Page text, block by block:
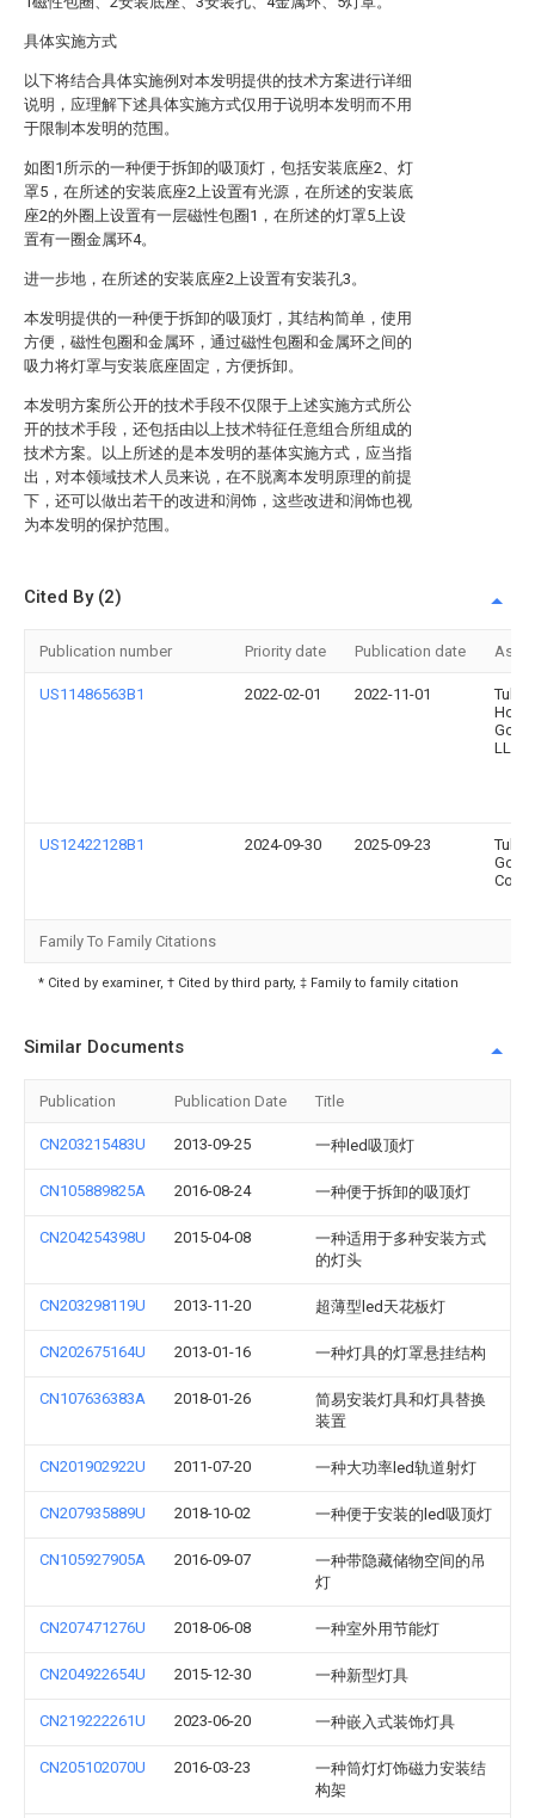
具体实施方式
以下将结合具体实施例对本发明提供的技术方案进行详细
说明，应理解下述具体实施方式仅用于说明本发明而不用
于限制本发明的范围。
如图1所示的一种便于拆卸的吸顶灯，包括安装底座2、灯
罩5，在所述的安装底座2上设置有光源，在所述的安装底
座2的外圈上设置有一层磁性包圈1，在所述的灯罩5上设
置有一圈金属环4。
进一步地，在所述的安装底座2上设置有安装孔3。
本发明提供的一种便于拆卸的吸顶灯，其结构简单，使用
方便，磁性包圈和金属环，通过磁性包圈和金属环之间的
吸力将灯罩与安装底座固定，方便拆卸。
本发明方案所公开的技术手段不仅限于上述实施方式所公
开的技术手段，还包括由以上技术特征任意组合所组成的
技术方案。以上所述的是本发明的基体实施方式，应当指
出，对本领域技术人员来说，在不脱离本发明原理的前提
下，还可以做出若干的改进和润饰，这些改进和润饰也视
为本发明的保护范围。
Cited By (2)
Publication number Priority date Publication date
US11486563B1 2022-02-01 2022-11-01
Tulip
Home
LLC
US12422128B1 2024-09-30 2025-09-23
Tulip
Co.
Family To Family Citations
* Cited by examiner, † Cited by third party, ‡ Family to family citation
Similar Documents
Publication Publication Date Title
CN203215483U 2013-09-25 一种led吸顶灯
CN105889825A 2016-08-24 一种便于拆卸的吸顶灯
CN204254398U 2015-04-08
一种适用于多种安装方式
的灯头
CN203298119U 2013-11-20 超薄型led天花板灯
CN202675164U 2013-01-16 一种灯具的灯罩悬挂结构
CN107636383A 2018-01-26
简易安装灯具和灯具替换
装置
CN201902922U 2011-07-20 一种大功率led轨道射灯
CN207935889U 2018-10-02 一种便于安装的led吸顶灯
CN105927905A 2016-09-07
一种带隐藏储物空间的吊
灯
CN207471276U 2018-06-08 一种室外用节能灯
CN204922654U 2015-12-30 一种新型灯具
CN219222261U 2023-06-20 一种嵌入式装饰灯具
CN205102070U 2016-03-23
一种筒灯灯饰磁力安装结
构架